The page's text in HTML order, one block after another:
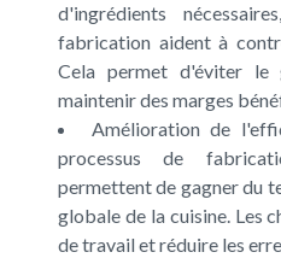
d'ingrédients
fabrication aident à
Cela permet d'éviter le
maintenir des marges
Amélioration de
processus de
permettent de gagner du
globale de la cuisine. Les
de travail et réduire les